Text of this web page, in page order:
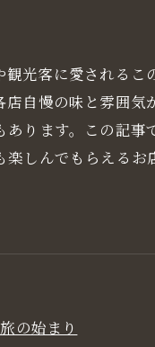
光客に愛される
自慢の味と雰囲
ります。この記事
しんでもらえる
の始まり